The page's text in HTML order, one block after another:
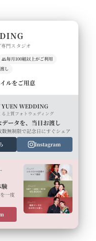
門スタジオ
毎月100組以上がご利用
し
ルをご用意
YUEN WEDDING
る上質フォトウェディング
ータを、当日お渡し
無制限で記念日にすぐシェア
Instagram
一度